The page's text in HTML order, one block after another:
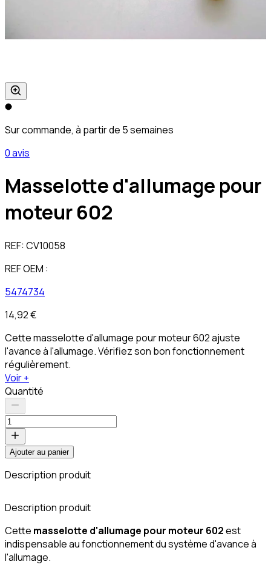
Sur commande, à partir de 5 semaines
0 avis
Masselotte d'allumage pour
moteur 602
REF:CV10058
REF OEM :
5474734
14,92 €
Cette masselotte d'allumage pour moteur 602 ajuste
l'avance à l'allumage. Vérifiez son bon fonctionnement
régulièrement.
Voir +
Quantité
Ajouter au panier
Description produit
Description produit
Cette masselotte d'allumage pour moteur 602est
indispensable au fonctionnement du système d'avance à
l'allumage.